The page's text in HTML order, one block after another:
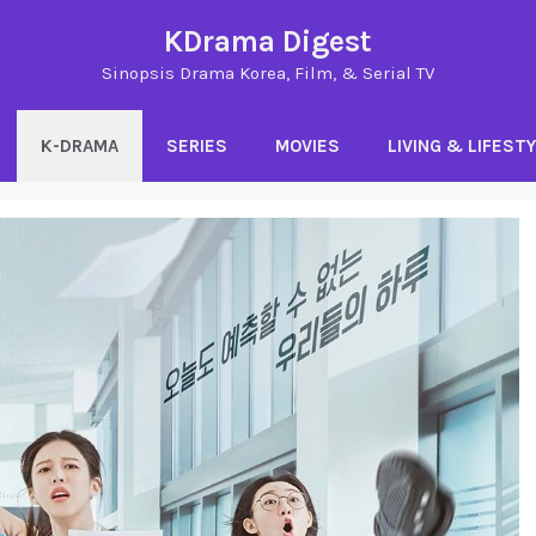
KDrama Digest
Sinopsis Drama Korea, Film, & Serial TV
K-DRAMA SERIES MOVIES LIVING &